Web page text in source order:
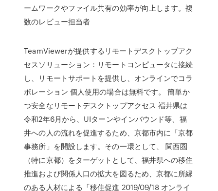
ームワークやファイル共有の効率が向上します。複
数のレビュー担当者
TeamViewerが提供するリモートデスクトップアク
セスソリューション：リモートコンピュータに接続
し、リモートサポートを提供し、オンラインでコラ
ボレーション 個人使用の場合は無料です。 簡単か
つ安全なリモートデスクトップアクセス 福井県は
令和2年6月から、UIターンやインバウンド等、福
井への人の流れを促進するため、京都市内に「京都
事務所」を開設します。その一環として、 関西圏
（特に京都）をターゲットとして、福井県への移住
推進および関係人口の拡大を図るため、京都に所縁
のある人材による「移住促進 2019/09/18 オンライ